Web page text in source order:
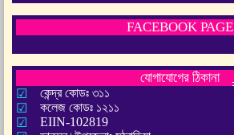
FACEBOOK PAGE
যোগাযোগের ঠিকানা
কেন্দ্র কোডঃ ৩১১
কলেজ কোডঃ ১২১১
EIIN-102819